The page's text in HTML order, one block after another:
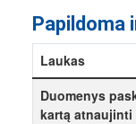
Papildoma
Laukas
Duomenys
kartą atnaujinti